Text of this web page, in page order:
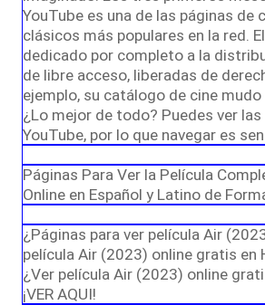
YouTube es una de las páginas de
clásicos más populares en la red.
dedicado por completo a la
de libre acceso, liberadas de
ejemplo, su catálogo de cine
¿Lo mejor de todo? Puedes ver
YouTube, por lo que navegar es
Páginas Para Ver la Película
Online en Español y Latino de
¿Páginas para ver película Air
película Air (2023) online gratis en
¿Ver película Air (2023) online
¡VER AQUI!